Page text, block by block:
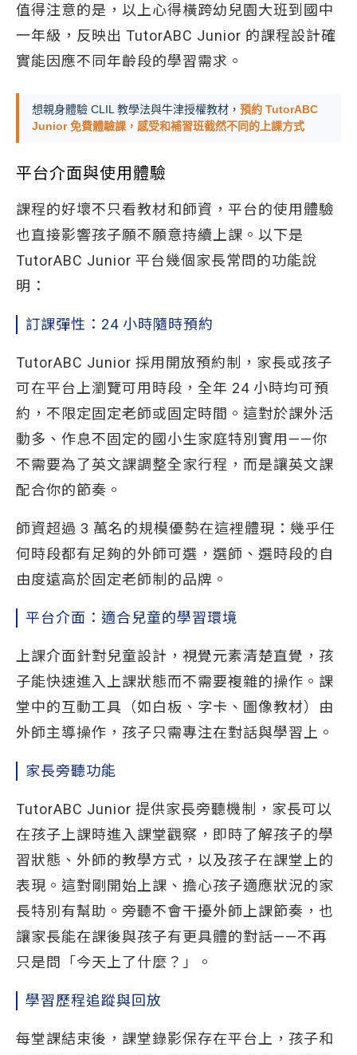
值得注意的是，以上心得橫跨幼兒園大班到國中
一年級，反映出 TutorABC Junior 的課程設計確
實能因應不同年齡段的學習需求。
想親身體驗 CLIL 教學法與牛津授權教材， 預約 TutorABC
Junior 免費體驗課，感受和補習班截然不同的上課方式
平台介面與使用體驗
課程的好壞不只看教材和師資，平台的使用體驗
也直接影響孩子願不願意持續上課。以下是
TutorABC Junior 平台幾個家長常問的功能說
明：
訂課彈性：24 小時隨時預約
TutorABC Junior 採用開放預約制，家長或孩子
可在平台上瀏覽可用時段，全年 24 小時均可預
約，不限定固定老師或固定時間。這對於課外活
動多、作息不固定的國小生家庭特別實用——你
不需要為了英文課調整全家行程，而是讓英文課
配合你的節奏。
師資超過 3 萬名的規模優勢在這裡體現：幾乎任
何時段都有足夠的外師可選，選師、選時段的自
由度遠高於固定老師制的品牌。
平台介面：適合兒童的學習環境
上課介面針對兒童設計，視覺元素清楚直覺，孩
子能快速進入上課狀態而不需要複雜的操作。課
堂中的互動工具（如白板、字卡、圖像教材）由
外師主導操作，孩子只需專注在對話與學習上。
家長旁聽功能
TutorABC Junior 提供家長旁聽機制，家長可以
在孩子上課時進入課堂觀察，即時了解孩子的學
習狀態、外師的教學方式，以及孩子在課堂上的
表現。這對剛開始上課、擔心孩子適應狀況的家
長特別有幫助。旁聽不會干擾外師上課節奏，也
讓家長能在課後與孩子有更具體的對話——不再
只是問「今天上了什麼？」。
學習歷程追蹤與回放
每堂課結束後，課堂錄影保存在平台上，孩子和